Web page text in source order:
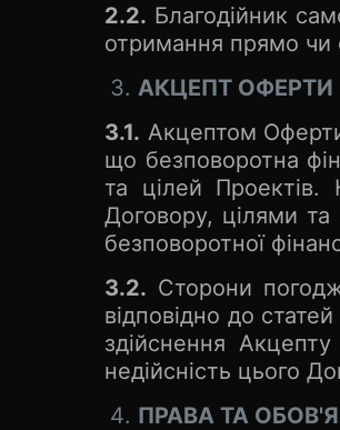
2.2. Благодійник
отримання прямо чи
АКЦЕПТ ОФЕРТИ
3.1. Акцептом
що безповоротна
та цілей
Договору, цілями та
безповоротної
3.2. Сторони
відповідно до
здійснення
недійсність цього
ПРАВА ТА